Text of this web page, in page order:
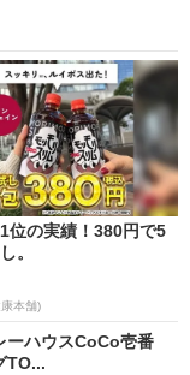
位の実績！380円で5
。
本舗)
ーハウスCoCo壱番
TO...